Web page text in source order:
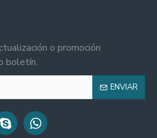
o promoción
boletín.
ENVIAR